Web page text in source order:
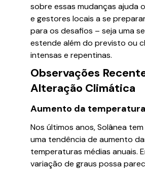
sobre essas mudanças ajuda
e gestores locais a se
para os desafios – seja uma
estende além do previsto ou
intensas e repentinas.
Observações
Alteração Climática
Aumento da
Nos últimos anos, Solânea
uma tendência de aumento
temperaturas médias anuais.
variação de graus possa